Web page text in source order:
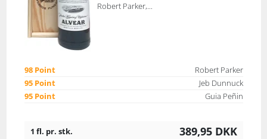
Robert Parker,...
98 Point
Robert Parker
95 Point
Jeb Dunnuck
95 Point
Guia Peñin
1 fl. pr. stk. 389,95 DKK